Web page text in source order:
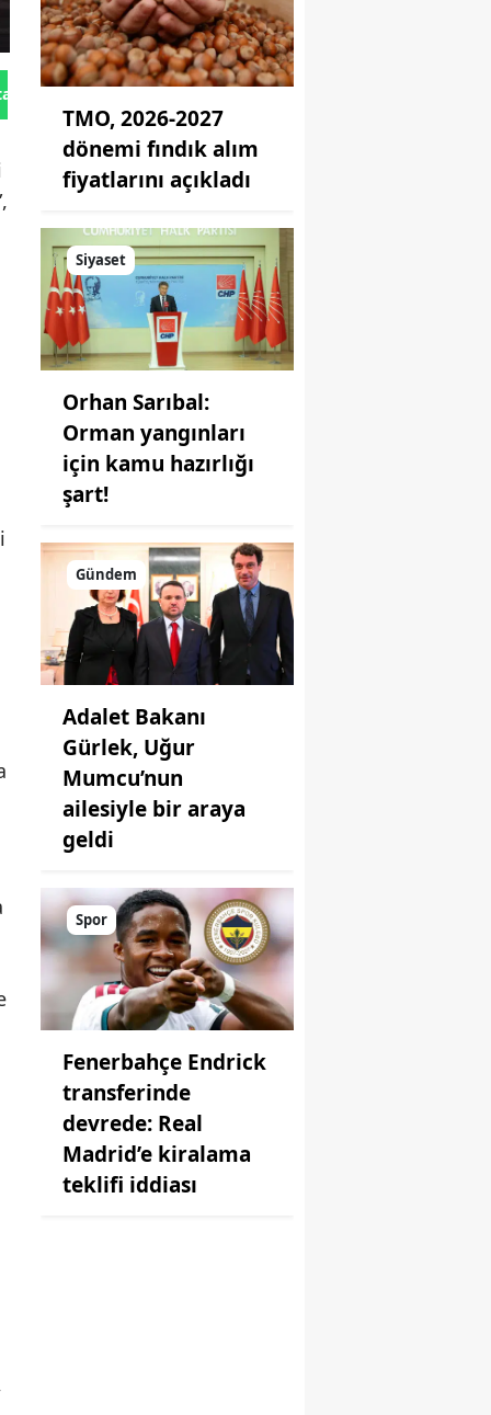
Gönder
TMO, 2026-2027
dönemi fındık alım
fiyatlarını açıkladı
Siyaset
Orhan Sarıbal:
Orman yangınları
için kamu hazırlığı
şart!
Gündem
Adalet Bakanı
Gürlek, Uğur
Mumcu’nun
ailesiyle bir araya
geldi
Spor
Fenerbahçe Endrick
transferinde
devrede: Real
Madrid’e kiralama
teklifi iddiası